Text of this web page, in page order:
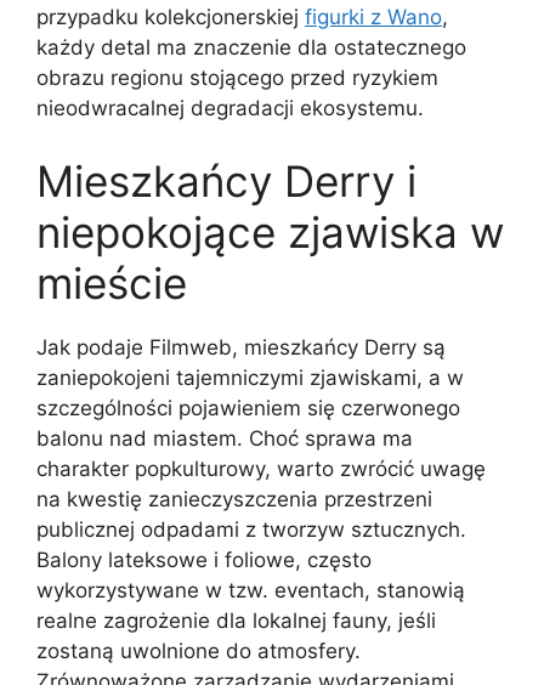
przypadku kolekcjonerskiej figurki z Wano,
każdy detal ma znaczenie dla ostatecznego
obrazu regionu stojącego przed ryzykiem
nieodwracalnej degradacji ekosystemu.
Mieszkańcy Derry i
niepokojące zjawiska w
mieście
Jak podaje Filmweb, mieszkańcy Derry są
zaniepokojeni tajemniczymi zjawiskami, a w
szczególności pojawieniem się czerwonego
balonu nad miastem. Choć sprawa ma
charakter popkulturowy, warto zwrócić uwagę
na kwestię zanieczyszczenia przestrzeni
publicznej odpadami z tworzyw sztucznych.
Balony lateksowe i foliowe, często
wykorzystywane w tzw. eventach, stanowią
realne zagrożenie dla lokalnej fauny, jeśli
zostaną uwolnione do atmosfery.